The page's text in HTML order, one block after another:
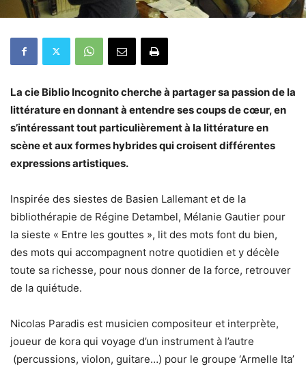
La cie Biblio Incognito cherche à partager sa passion de la
littérature en donnant à entendre ses coups de cœur, en
s’intéressant tout particulièrement à la littérature en
scène et aux formes hybrides qui croisent différentes
expressions artistiques.
Inspirée des siestes de Basien Lallemant et de la
bibliothérapie de Régine Detambel, Mélanie Gautier pour
la sieste « Entre les gouttes », lit des mots font du bien,
des mots qui accompagnent notre quotidien et y décèle
toute sa richesse, pour nous donner de la force, retrouver
de la quiétude.
Nicolas Paradis est musicien compositeur et interprète,
joueur de kora qui voyage d’un instrument à l’autre
(percussions, violon, guitare…) pour le groupe ‘Armelle Ita’